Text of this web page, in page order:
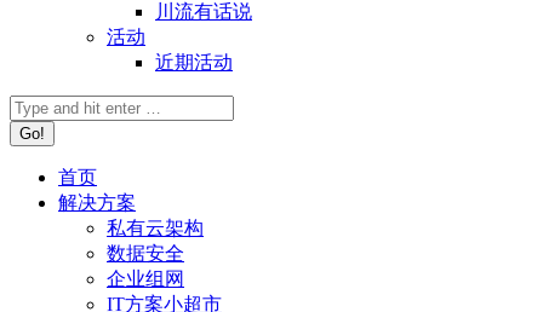
川流有话说
活动
近期活动
首页
解决方案
私有云架构
数据安全
企业组网
IT方案小超市